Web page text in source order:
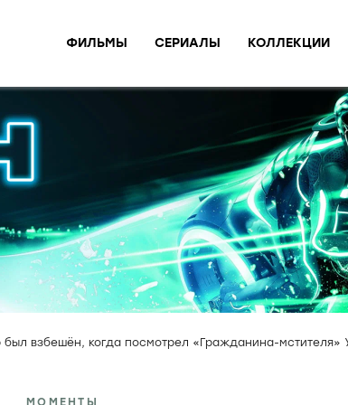
ФИЛЬМЫ СЕРИАЛЫ КОЛЛЕКЦИИ
взбешён, когда посмотрел «Гражданина-мстителя»
МОМЕНТЫ